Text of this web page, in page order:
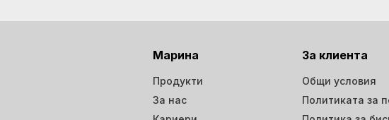
За клиента
Общи условия
Политиката за
Марина
Продукти
За нас